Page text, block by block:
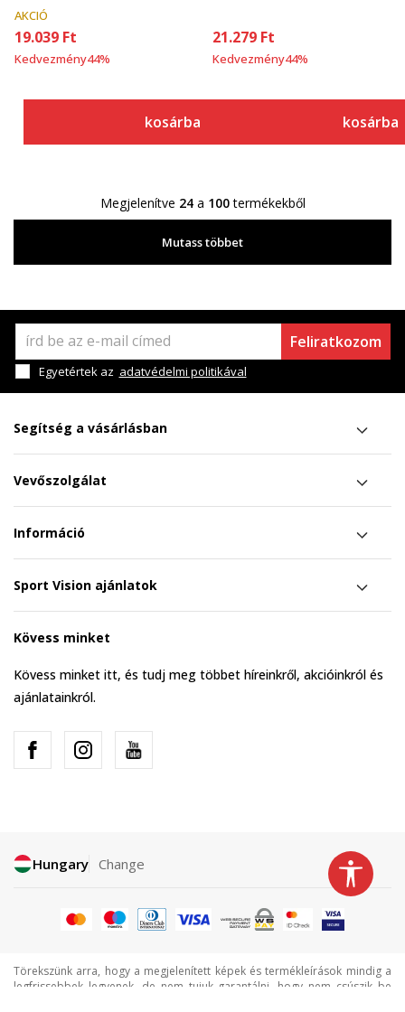
AKCIÓ
19.039 Ft
Kedvezmény44%
kosárba
21.279 Ft
Kedvezmény44%
kosárba
Megjelenítve 24a 100termékekből
Mutass többet
Feliratkozom
Egyetértek az adatvédelmi politikával
Segítség a vásárlásban
Vevőszolgálat
Információ
Sport Vision ajánlatok
Kövess minket
Kövess minket itt, és tudj meg többet híreinkről, akcióinkról és
ajánlatainkról.
Hungary Change
Törekszünk arra, hogy a megjelenített képek és termékleírások mindig a
legfrissebbek legyenek, de nem tujuk garantálni, hogy nem csúszik be